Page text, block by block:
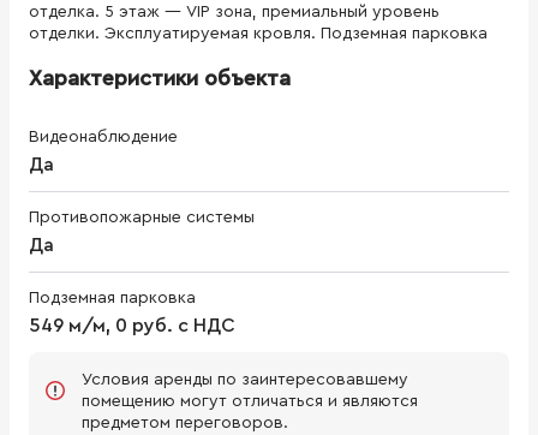
отделка. 5 этаж — VIP зона, премиальный уровень
отделки. Эксплуатируемая кровля. Подземная парковка
Характеристики объекта
Видеонаблюдение
Да
Противопожарные системы
Да
Подземная парковка
549 м/м, 0 руб. с НДС
Условия аренды по заинтересовавшему
помещению могут отличаться и являются
предметом переговоров.